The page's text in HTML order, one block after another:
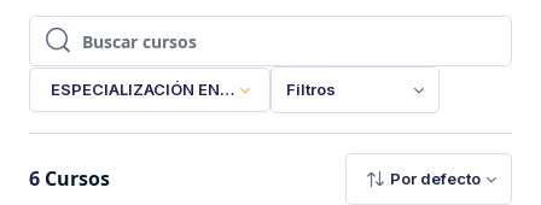
Buscar cursos
Buscar cursos
ESPECIALIZACIÓN EN OPTOMETRIA PEDIATRICA
Filtros
6 Cursos Por defecto